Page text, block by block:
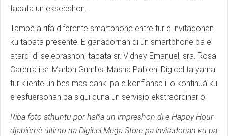
tabata un eksepshon.
Tambe a rifa diferente smartphone entre tur e invitadonan
ku tabata presente. E ganadornan di un smartphone pa e
atardi di selebrashon, tabata sr. Vidney Emanuel, sra. Rosa
Carerra i sr. Marlon Gumbs. Masha Pabien! Digicel ta yama
tur kliente un bes mas danki pa e konfiansa i lo kontinuá ku
e esfuersonan pa sigui duna un servisio ekstraordinario.
Riba foto athuntu por haña un impreshon di e Happy Hour
djabièrnè último na Digicel Mega Store pa invitadonan ku pa